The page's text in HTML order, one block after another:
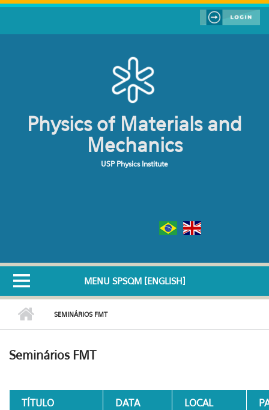
Skip to main content
Physics of Materials and
Mechanics
USP Physics Institute
MENU SPSQM [ENGLISH]
SEMINÁRIOS FMT
Seminários FMT
TÍTULO DATA LOCAL